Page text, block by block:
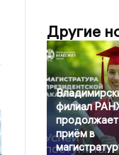
Другие
филиал
продолжает
приём в